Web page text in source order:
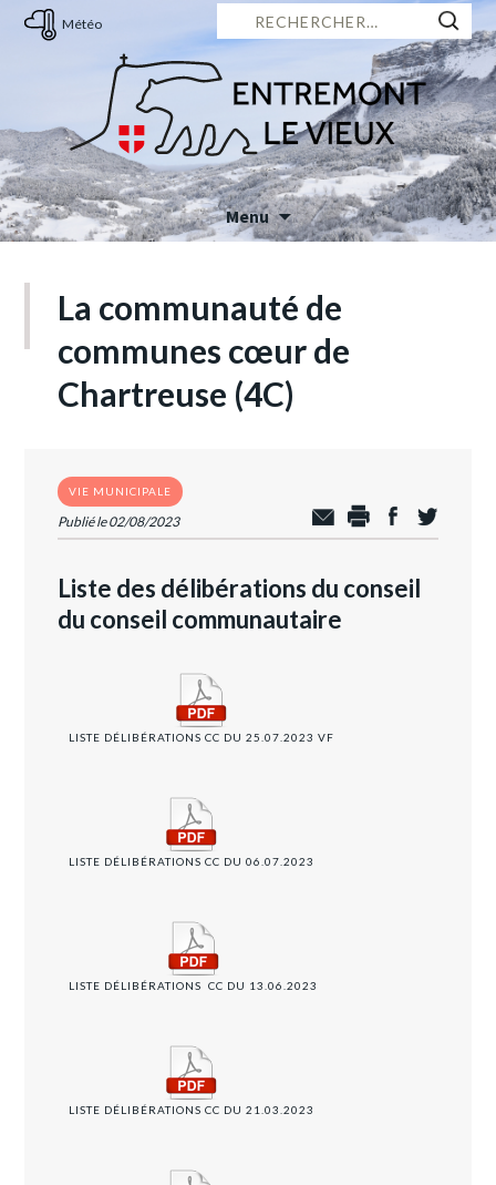
Météo
Rechercher :
Menu
to
contentLa communauté de
communes cœur de
Chartreuse (4C)
VIE MUNICIPALE
Publié le 02/08/2023
Liste des délibérations du conseil
du conseil communautaire
LISTE DÉLIBÉRATIONS CC DU 25.07.2023 VF
LISTE DÉLIBÉRATIONS CC DU 06.07.2023
LISTE DÉLIBÉRATIONS CC DU 13.06.2023
LISTE DÉLIBÉRATIONS CC DU 21.03.2023